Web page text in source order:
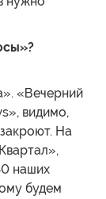
«Вечерний
видимо,
На
наших
будем